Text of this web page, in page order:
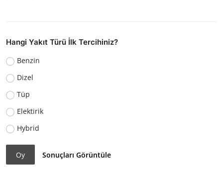
Hangi Yakıt Türü İlk Tercihiniz?
Benzin
Dizel
Tüp
Elektirik
Hybrid
Oy Sonuçları Görüntüle